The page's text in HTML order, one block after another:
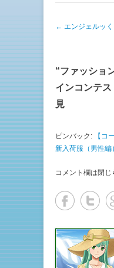
w
t
(
新
し
い
で
開
き
ま
k
有
リ
ッ
ク
し
(
新
し
い
ィ
ン
で
開
き
)
投稿ナビゲーショ
← エンジェルッく
“ファッショ
インコンテス
見
ピンバック:
【コ
新入荷服（男性編
コメント欄は閉じ